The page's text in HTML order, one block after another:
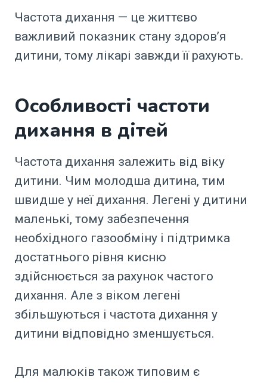
Частота дихання — це життєво
важливий показник стану здоров’я
дитини, тому лікарі завжди її рахують.
Особливості частоти
дихання в дітей
Частота дихання залежить від віку
дитини. Чим молодша дитина, тим
швидше у неї дихання. Легені у дитини
маленькі, тому забезпечення
необхідного газообміну і підтримка
достатнього рівня кисню
здійснюється за рахунок частого
дихання. Але з віком легені
збільшуються і частота дихання у
дитини відповідно зменшується.
Для малюків також типовим є